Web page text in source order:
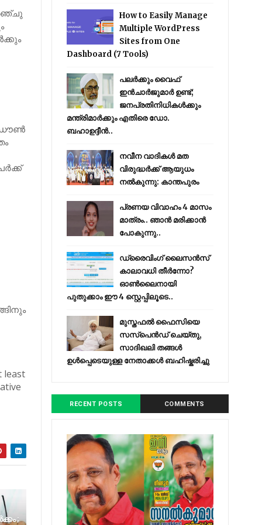
least
;
How to Easily Manage
Multiple WordPress
Sites from One
Dashboard (7 Tools)
പലർക്കും വൈഫ്
ഇൻചാർജുമാർ ഉണ്ട്;
ജനപ്രതിനിധികൾക്കും
മന്ത്രിമാർക്കും എതിരെ ഡോ.
ബഹാഉദ്ദീൻ..
നവീന വാദികൾ മത
വിരുദ്ധർക്ക് ആയുധം
നൽകുന്നു: കാന്തപുരം
പ്രണയ വിവാഹം 4 മാസം
മാത്രം.. ഞാൻ മരിക്കാൻ
പോകുന്നു..
ഡ്രൈവിംഗ് ലൈസൻസ്
കാലാവധി തീർന്നോ?
ഓൺലൈനായി
പുതുക്കാം ഈ 4 സ്റ്റെപ്പിലൂടെ..
മുസ്തഫൽ ഫൈസിയെ
സസ്‌പെൻഡ് ചെയ്തു,
സാദിഖലി തങ്ങൾ
ഉൾപ്പെടെയുള്ള നേതാക്കൾ ബഹിഷ്കരിച്ചു
RECENT POSTS COMMENTS